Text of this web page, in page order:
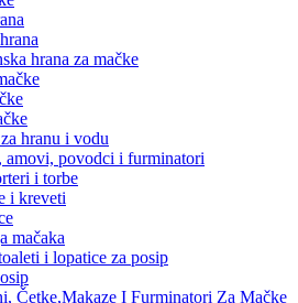
hrana za mačke
hranu i vodu
amovi, povodci i furminatori
i torbe
i kreveti
mačaka
i lopatice za posip
Četke,Makaze I Furminatori Za Mačke